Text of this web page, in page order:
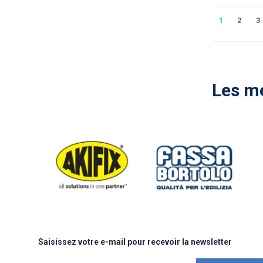
1 2 3
Les
Saisissez votre e-mail pour recevoir la newsletter